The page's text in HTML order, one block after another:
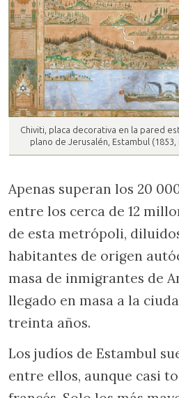
Chiviti, placa decorativa en la pared
plano de Jerusalén, Estambul
Apenas superan los 20
entre los cerca de 12
de esta metrópoli,
habitantes de origen
masa de inmigrantes de
llegado en masa a la
treinta años.
Los judíos de Estambul
entre ellos, aunque casi